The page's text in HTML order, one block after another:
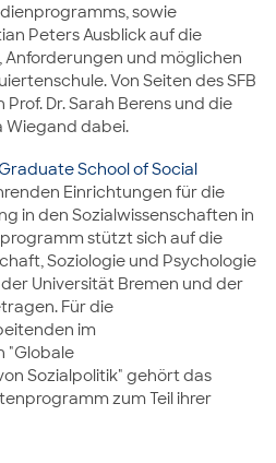
sowie
Peters Ausblick auf die
und möglichen
Von Seiten des SFB
Dr. Sarah Berens und die
Wiegand dabei.
School of Social
Einrichtungen für die
in den Sozialwissenschaften in
stützt sich auf die
Soziologie und Psychologie
Universität Bremen und der
Für die
im
"Globale
Sozialpolitik" gehört das
zum Teil ihrer